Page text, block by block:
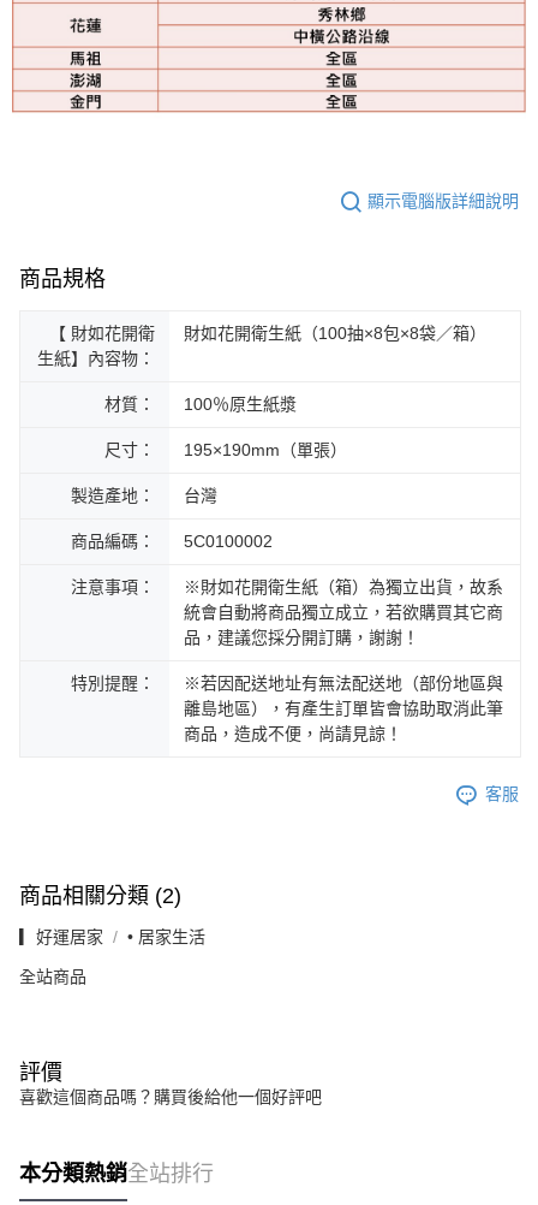
顯示電腦版詳細說明
商品規格
【 財如花開衛
生紙】內容物：
財如花開衛生紙（100抽×8包×8袋／箱）
材質： 100％原生紙漿
尺寸： 195×190mm（單張）
製造產地： 台灣
商品編碼： 5C0100002
注意事項：
※財如花開衛生紙（箱）為獨立出貨，故系
統會自動將商品獨立成立，若欲購買其它商
品，建議您採分開訂購，謝謝！
特別提醒：
※若因配送地址有無法配送地（部份地區與
離島地區），有產生訂單皆會協助取消此筆
商品，造成不便，尚請見諒！
客服
商品相關分類 (2)
▎好運居家 • 居家生活
全站商品
評價
喜歡這個商品嗎？購買後給他一個好評吧
本分類熱銷全站排行